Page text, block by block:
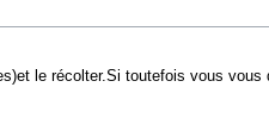
le récolter.Si toutefois vous